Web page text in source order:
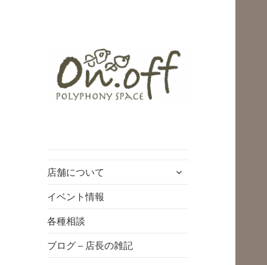
オフ | 子どもと一
緒にいながら自分
時間を*広島の託児
付きリフレッシュ
空間・コワーキン
店舗について
サ
イベント情報
各種相談
ブログ – 店長の雑記